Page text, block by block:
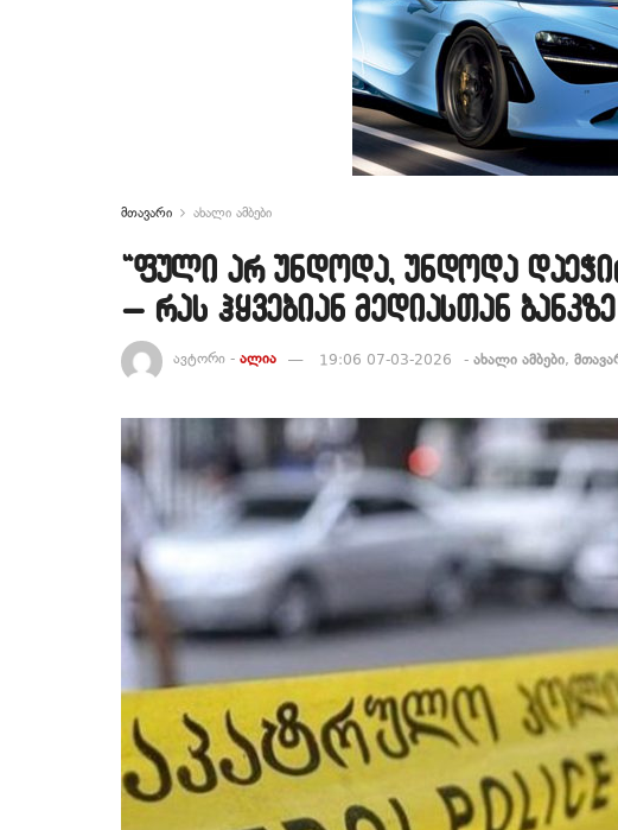
მთავარი ახალი ამბები
“ფული არ უნდოდა, უნდოდა
– რას ჰყვებიან მედიასთან
ავტორი - ალია 19:06 07-03-2026 - ახალი ამბები,